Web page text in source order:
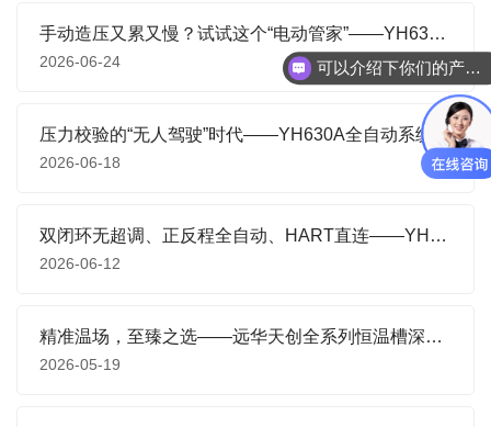
手动造压又累又慢？试试这个“电动管家”——YH630D-Q气压校验装置
2026-06-24
压力校验的“无人驾驶”时代——YH630A全自动系统如何让实验室效率翻倍
2026-06-18
双闭环无超调、正反程全自动、HART直连——YH630A重新定义液压压力校验的天花板
2026-06-12
精准温场，至臻之选——远华天创全系列恒温槽深度解析
2026-05-19
可以介绍下你们的产品么